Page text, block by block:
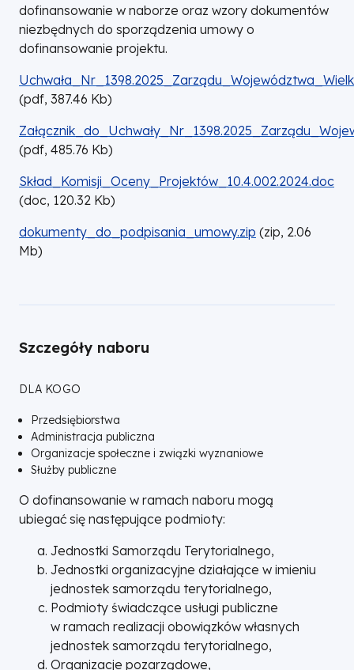
dofinansowanie w naborze oraz wzory dokumentów
niezbędnych do sporządzenia umowy o
dofinansowanie projektu.
DOKUMENT
(pdf, 387.46 Kb)
DOKUMENT
(pdf, 485.76 Kb)
DOKUMENT
Skład_Komisji_Oceny_Projektów_10.4.002.2024.doc
(doc, 120.32 Kb)
DOKUMENT
dokumenty_do_podpisania_umowy.zip (zip, 2.06
Mb)
Szczegóły naboru
DLA KOGO
Przedsiębiorstwa
Administracja publiczna
Organizacje społeczne i związki wyznaniowe
Służby publiczne
O dofinansowanie w ramach naboru mogą
ubiegać się następujące podmioty:
Jednostki Samorządu Terytorialnego,
Jednostki organizacyjne działające w imieniu
jednostek samorządu terytorialnego,
Podmioty świadczące usługi publiczne
w ramach realizacji obowiązków własnych
jednostek samorządu terytorialnego,
Organizacje pozarządowe,